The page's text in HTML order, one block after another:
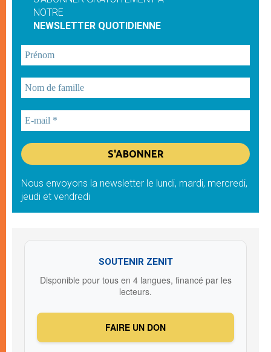
NOTRE
NEWSLETTER QUOTIDIENNE
Nous envoyons la newsletter le lundi, mardi, mercredi,
jeudi et vendredi
SOUTENIR ZENIT
Disponible pour tous en 4 langues, financé par les
lecteurs.
FAIRE UN DON